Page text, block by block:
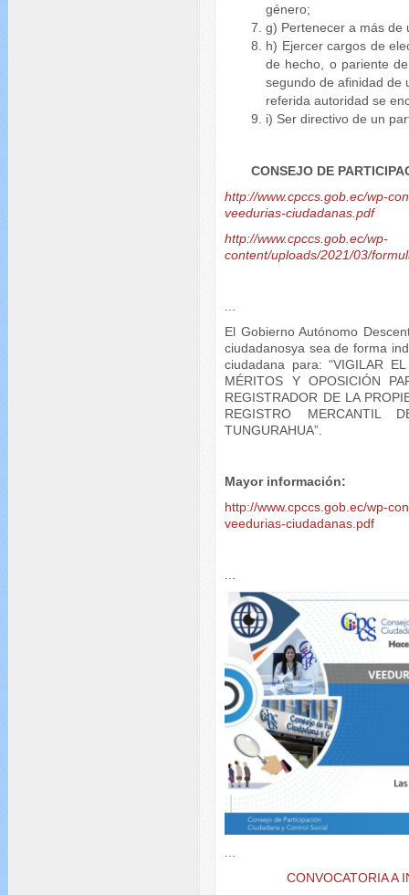
género;
g) Pertenecer a más de
h) Ejercer cargos de
de hecho, o pariente
segundo de afinidad de
referida autoridad se
i) Ser directivo de un
CONSEJO DE
http://www.cpccs.gob.ec/wp-
veedurias-ciudadanas.pdf
http://www.cpccs.gob.ec/wp-
content/uploads/2021/03/
El Gobierno Autónomo
ciudadanosya sea de forma
ciudadana para: “VIGILAR
MÉRITOS Y OPOSICIÓN
REGISTRADOR DE LA
REGISTRO MERCANTIL
TUNGURAHUA”.
Mayor información:
http://www.cpccs.gob.ec/wp-
veedurias-ciudadanas.pdf
...
CONVOCATORIA A